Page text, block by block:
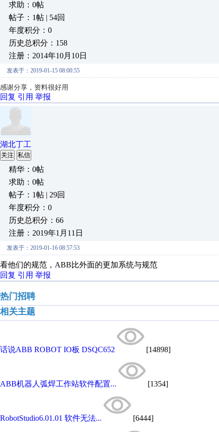
求助：0帖
帖子：1帖 | 54回
年度积分：0
历史总积分：158
注册：2014年10月10日
发表于：2019-01-15 08:00:55
感谢分享，资料很好用
回复 引用 举报
湖北丁工
关注 私信
精华：0帖
求助：0帖
帖子：1帖 | 29回
年度积分：0
历史总积分：66
注册：2019年1月11日
发表于：2019-01-16 08:57:53
看他们的规范，ABB比外面的更加系统与规范
回复 引用 举报
热门招聘
相关主题
话说ABB ROBOT IO板 DSQC652 [14898]
ABB机器人弧焊工作站软件配置... [1354]
RobotStudio6.01.01 软件无法... [6444]